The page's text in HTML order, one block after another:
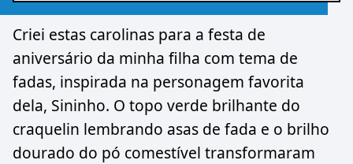
Criei estas carolinas para a festa de
aniversário da minha filha com tema de
fadas, inspirada na personagem favorita
dela, Sininho. O topo verde brilhante do
craquelin lembrando asas de fada e o brilho
dourado do pó comestível transformaram